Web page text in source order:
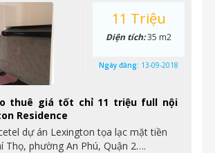
thuê giá tốt chỉ 11 triệu full nội
Residence
dự án Lexington tọa lạc mặt tiền
Thọ, phường An Phú, Quận 2….
11 Triệu
Diện tích:35 m2
Ngày đăng: 13-09-2018